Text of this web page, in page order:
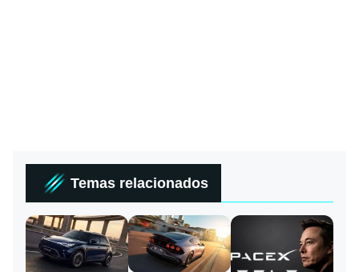
Temas relacionados